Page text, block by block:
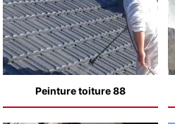
Peinture toiture 88